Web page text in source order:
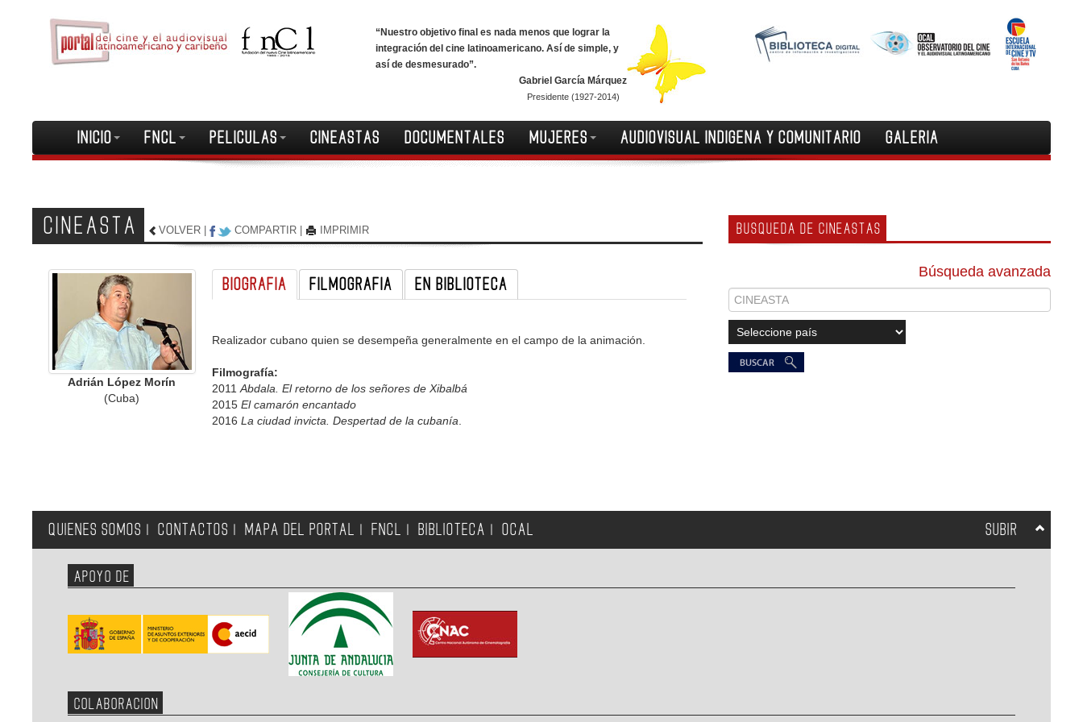
“Nuestro objetivo final es nada menos que lograr la
integración del cine latinoamericano. Así de simple, y
así de desmesurado”.
Gabriel García Márquez
Presidente (1927-2014)
INICIO FNCL PELICULAS CINEASTAS DOCUMENTALES MUJERES AUDIOVISUAL INDIGENA Y COMUNITARIO GALERIA
CINEASTA VOLVER COMPARTIR IMPRIMIR
Adrián López Morín
(Cuba)
BIOGRAFIA FILMOGRAFIA EN BIBLIOTECA
Realizador cubano quien se desempeña generalmente en el campo de la animación.
Filmografía:
2011Abdala. El retorno de los señores de Xibalbá
2015El camarón encantado
2016La ciudad invicta. Despertad de la cubanía
BUSQUEDA DE CINEASTAS
Búsqueda avanzada
QUIENES SOMOS CONTACTOS MAPA DEL PORTAL FNCL BIBLIOTECA OCAL SUBIR
APOYO DE
COLABORACION